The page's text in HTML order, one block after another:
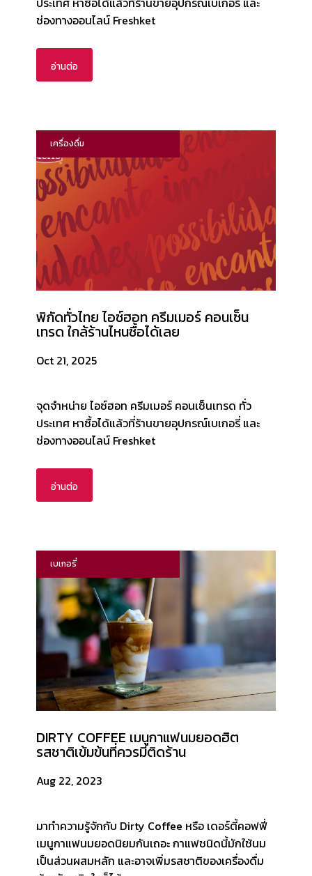
ช่องทางออนไลน์ Freshket
อ่านต่อ
เครื่องดื่ม
พิกัดทั่วไทย ไอซ์ฮอท ครีมเมอร์ คอนเซ็น
เทรด ใกล้ร้านไหนซื้อได้เลย
Oct 21, 2025
จุดจำหน่าย ไอซ์ฮอท ครีมเมอร์ คอนเซ็นเทรด ทั่ว
ประเทศ หาซื้อได้แล้วที่ร้านขายอุปกรณ์เบเกอรี่ และ
ช่องทางออนไลน์ Freshket
อ่านต่อ
เบเกอรี่
DIRTY COFFEE เมนูกาแฟนมยอดฮิต
รสชาติเข้มข้นที่ควรมีติดร้าน
Aug 22, 2023
มาทำความรู้จักกับ Dirty Coffee หรือ เดอร์ตี้คอฟฟี่
เมนูกาแฟนมยอดนิยมกันเถอะ กาแฟชนิดนี้มักใช้นม
เป็นส่วนผสมหลัก และอาจเพิ่มรสชาติของเครื่องดื่ม